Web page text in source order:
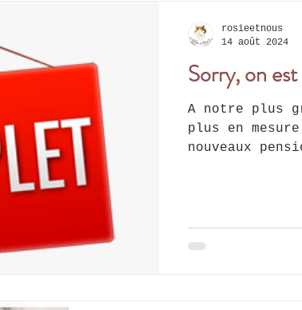
Sorry, on est
A notre plus
plus en
nouveaux
rosieetnous
14 août 2024